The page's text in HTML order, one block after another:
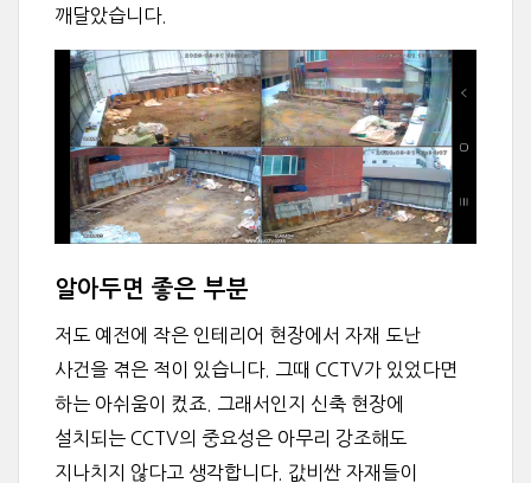
깨달았습니다.
알아두면 좋은 부분
저도 예전에 작은 인테리어 현장에서 자재 도난
사건을 겪은 적이 있습니다. 그때 CCTV가 있었다면
하는 아쉬움이 컸죠. 그래서인지 신축 현장에
설치되는 CCTV의 중요성은 아무리 강조해도
지나치지 않다고 생각합니다. 값비싼 자재들이